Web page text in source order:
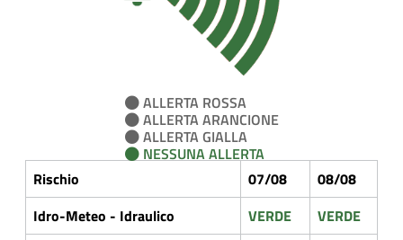
ALLERTA ROSSA
ALLERTA ARANCIONE
ALLERTA GIALLA
NESSUNA ALLERTA
Rischio
07/08
08/08
Idro-Meteo - Idraulico
VERDE
VERDE